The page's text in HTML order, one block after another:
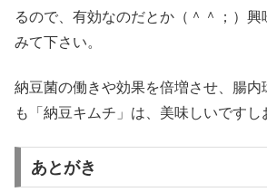
るので、有効なのだとか（＾＾；）興
みて下さい。
納豆菌の働きや効果を倍増させ、腸内
も「納豆キムチ」は、美味しいですし
あとがき